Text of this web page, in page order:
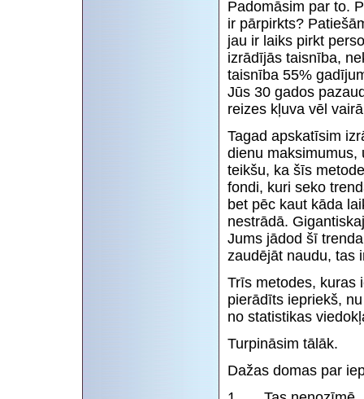
Padomāsim par to.
ir pārpirkts?
jau ir laiks pirkt
izrādījās taisnība,
taisnība 55%
Jūs 30 gados
reizes kļuva vēl
Tagad apskatīsim
dienu maksimumus,
teikšu, ka šīs
fondi, kuri seko
bet pēc kaut kāda
nestrādā.
Jums jādod šī
zaudējāt naudu, tas
Trīs metodes, kuras
pierādīts iepriekš,
no statistikas
Turpināsim tālāk.
Dažas domas par